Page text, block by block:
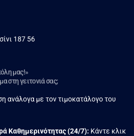
187 56
μας!»
στη γειτονιά σας;
ανάλογα με τον τιμοκατάλογο του
Kαθημερινότητας (24/7): Κάντε κλικ